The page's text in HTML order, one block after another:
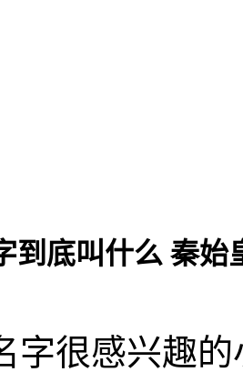
到底叫什么 秦始
字很感兴趣